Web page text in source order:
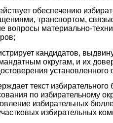
обеспечению
транспортом,
вопросы материально-
кандидатов,
округам, и их
установленного
текст
по избирательному
избирательных
избирательных